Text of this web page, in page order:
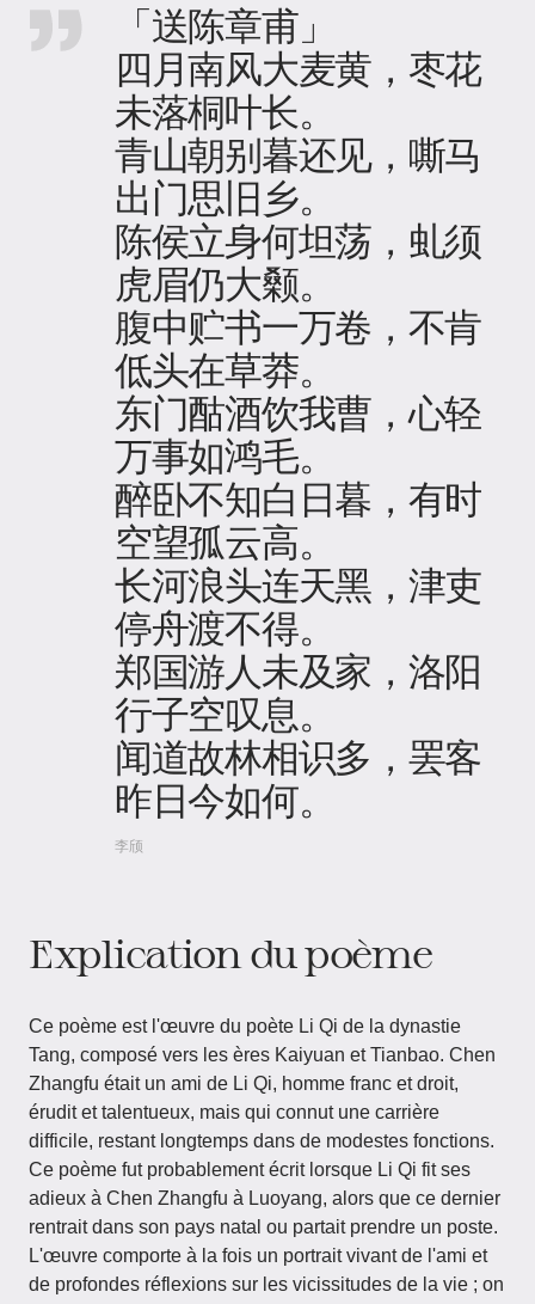
「送陈章甫」
四月南风大麦黄，枣花
未落桐叶长。
青山朝别暮还见，嘶马
出门思旧乡。
陈侯立身何坦荡，虬须
虎眉仍大颡。
腹中贮书一万卷，不肯
低头在草莽。
东门酤酒饮我曹，心轻
万事如鸿毛。
醉卧不知白日暮，有时
空望孤云高。
长河浪头连天黑，津吏
停舟渡不得。
郑国游人未及家，洛阳
行子空叹息。
闻道故林相识多，罢客
昨日今如何。
李颀
Explication du poème
Ce poème est l'œuvre du poète Li Qi de la dynastie
Tang, composé vers les ères Kaiyuan et Tianbao. Chen
Zhangfu était un ami de Li Qi, homme franc et droit,
érudit et talentueux, mais qui connut une carrière
difficile, restant longtemps dans de modestes fonctions.
Ce poème fut probablement écrit lorsque Li Qi fit ses
adieux à Chen Zhangfu à Luoyang, alors que ce dernier
rentrait dans son pays natal ou partait prendre un poste.
L'œuvre comporte à la fois un portrait vivant de l'ami et
de profondes réflexions sur les vicissitudes de la vie ; on